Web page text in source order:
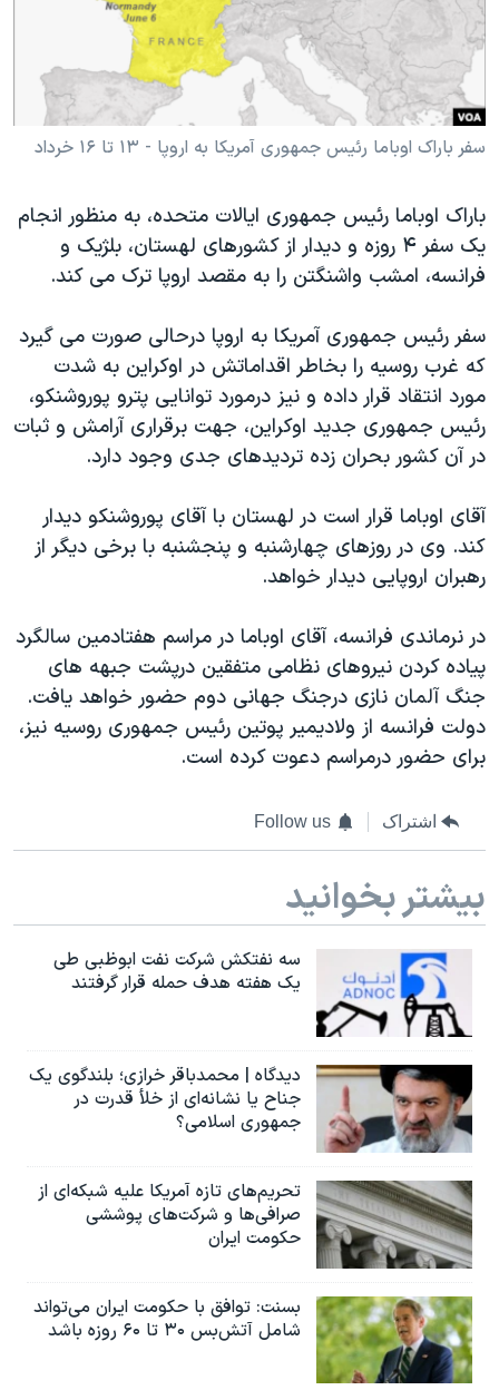
فرهنگ و زندگی
حقوق شهروندی
اقتصادی
علم و فناوری
گالری عکس
آرشیو پخش زنده
انتخابات ریاست جمهوری آمریکا ۲۰۲۴
حمله جمهوری اسلامی به اسرائیل
رمز مهسا
اعتراضات زن، زندگی، آزادی
مجموعه مستندهای دادخواهی
دادگاه حمید نوری
چهل سال گروگان‌گیری
قانون شفافیت دارائی کادر رهبری ایران
اعتراضات مردمی آبان ۹۸
نرگس محمدی برنده جایزه نوبل صلح
همایش محافظه‌کاران آمریکا «سی‌پک»
سفر پرزیدنت ترامپ به چین
دنبال کنید
سفر باراک اوباما رئیس جمهوری آمریکا به اروپا - ۱۳ تا ۱۶ خرداد
باراک اوباما رئیس جمهوری ایالات متحده، به منظور انجام
یک سفر ۴ روزه و دیدار از کشورهای لهستان، بلژیک و
فرانسه، امشب واشنگتن را به مقصد اروپا ترک می کند.
سفر رئیس جمهوری آمریکا به اروپا درحالی صورت می گیرد
که غرب روسیه را بخاطر اقداماتش در اوکراین به شدت
مورد انتقاد قرار داده و نیز درمورد توانایی پترو پوروشنکو،
رئیس جمهوری جدید اوکراین، جهت برقراری آرامش و ثبات
در آن کشور بحران زده تردیدهای جدی وجود دارد.
آقای اوباما قرار است در لهستان با آقای پوروشنکو دیدار
کند. وی در روزهای چهارشنبه و پنجشنبه با برخی دیگر از
رهبران اروپایی دیدار خواهد.
در نرماندی فرانسه، آقای اوباما در مراسم هفتادمین سالگرد
پیاده کردن نیروهای نظامی متفقین درپشت جبهه های
جنگ آلمان نازی درجنگ جهانی دوم حضور خواهد یافت.
دولت فرانسه از ولادیمیر پوتین رئیس جمهوری روسیه نیز،
برای حضور درمراسم دعوت کرده است.
اشتراک Follow us
بیشتر بخوانید
سه نفتکش شرکت نفت ابوظبی طی
یک هفته هدف حمله قرار گرفتند
دیدگاه | محمدباقر خرازی؛ بلندگوی یک
جناح یا نشانه‌ای از خلأ قدرت در
جمهوری اسلامی؟
تحریم‌های تازه آمریکا علیه شبکه‌ای از
صرافی‌ها و شرکت‌های پوششی
حکومت ایران
بسنت: توافق با حکومت ایران می‌تواند
شامل آتش‌بس ۳۰ تا ۶۰ روزه باشد